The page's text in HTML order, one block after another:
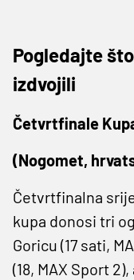
Pogledajte
izdvojili
Četvrtfinale
(Nogomet,
Četvrtfinalna
kupa donosi tri
Goricu (17 sati,
(18, MAX Sport